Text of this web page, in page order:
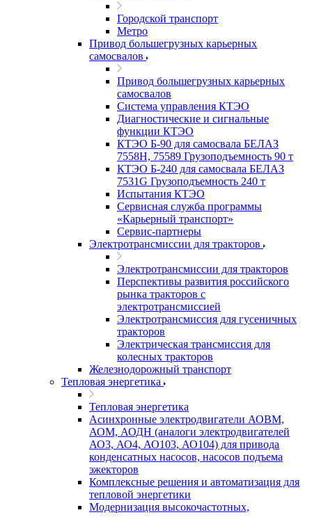
Городской транспорт
Метро
Привод большегрузных карьерных
самосвалов
Привод большегрузных карьерных
самосвалов
Система управления КТЭО
Диагностические и сигнальные
функции КТЭО
КТЭО Б-90 для самосвала БЕЛАЗ
7558H, 75589 Грузоподъемность 90 т
КТЭО Б-240 для самосвала БЕЛАЗ
7531G Грузоподъемность 240 т
Испытания КТЭО
Сервисная служба программы
«Карьерный транспорт»
Сервис-партнеры
Электротрансмиссии для тракторов
Электротрансмиссии для тракторов
Перспективы развития российского
рынка тракторов с
электротрансмиссией
Электротрансмиссия для гусеничных
тракторов
Электрическая трансмиссия для
колесных тракторов
Железнодорожный транспорт
Тепловая энергетика
Тепловая энергетика
Асинхронные электродвигатели АОВМ,
АОМ, АОДН (аналоги электродвигателей
АО3, АО4, АО103, АО104) для привода
конденсатных насосов, насосов подъема
эжекторов
Комплексные решения и автоматизация для
тепловой энергетики
Модернизация высокочастотных,